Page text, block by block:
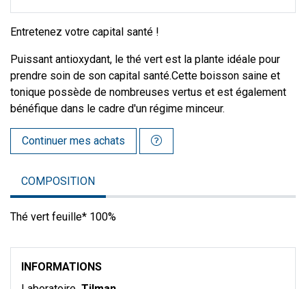
Entretenez votre capital santé !
Puissant antioxydant, le thé vert est la plante idéale pour
prendre soin de son capital santé.Cette boisson saine et
tonique possède de nombreuses vertus et est également
bénéfique dans le cadre d'un régime minceur.
Continuer mes achats
COMPOSITION
Thé vert feuille* 100%
INFORMATIONS